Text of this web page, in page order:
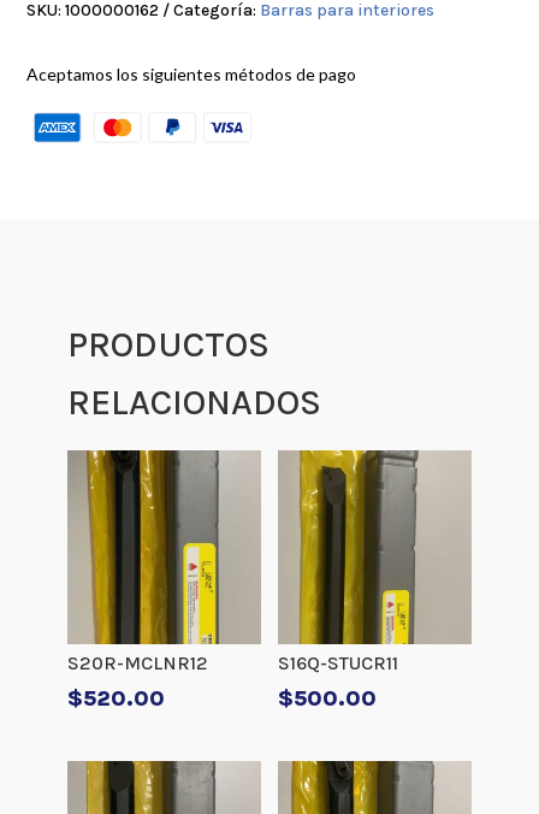
SKU:1000000162 Categoría: Barras para interiores
Aceptamos los siguientes métodos de pago
PRODUCTOS
RELACIONADOS
S20R-MCLNR12
$520.00
S16Q-STUCR11
$500.00